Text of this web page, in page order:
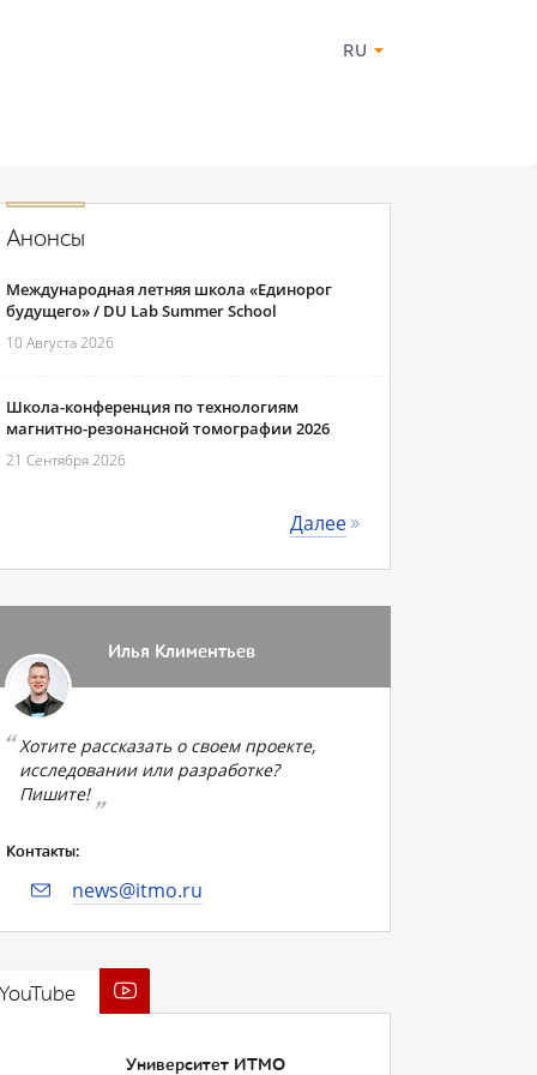
RU
Анонсы
Международная летняя школа «Единорог
будущего» / DU Lab Summer School
10 Августа 2026
Школа-конференция по технологиям
магнитно-резонансной томографии 2026
21 Сентября 2026
Далее
Илья Климентьев
Хотите рассказать о своем проекте,
исследовании или разработке?
Пишите!
Контакты:
news@itmo.ru
Университет ИТМО